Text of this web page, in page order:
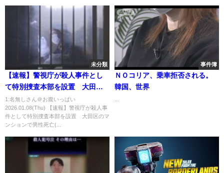
未分類
【速報】警視庁が殺人事件とし
て特別捜査本部を設置 大田区
のマンションで男性死亡(2026年
1月8日)
1:名無しさん＠お腹いっぱい
2026.01.08(Thu) 【速報】警視庁が殺人事
件として特別捜査本部を設置 大田区のマ
ンションで男性死亡(...
事件簿
ＮＯコリア、乗車拒否される。
韓国、世界